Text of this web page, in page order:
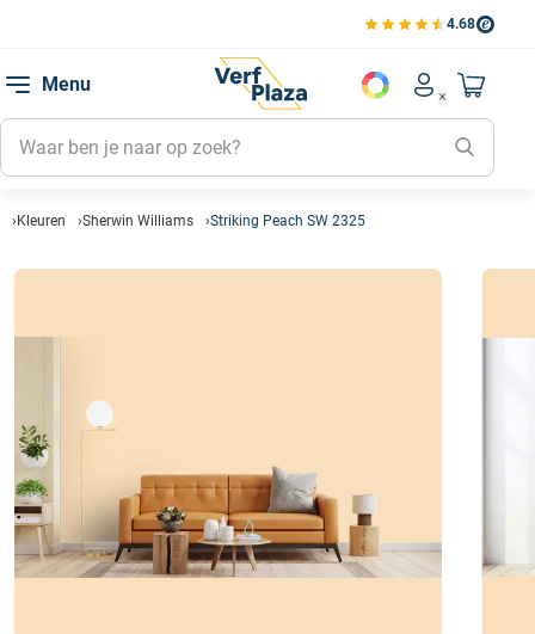
4.68
Bekijk de verfplaza
Menu
Account
Mijn
Mijn
Mijn
Naar
Kleuren Sherwin Williams Striking Peach SW 2325